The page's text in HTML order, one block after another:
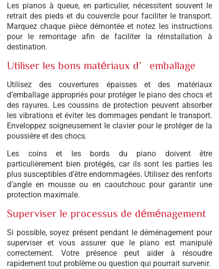
Les pianos à queue, en particulier, nécessitent souvent le
retrait des pieds et du couvercle pour faciliter le transport.
Marquez chaque pièce démontée et notez les instructions
pour le remontage afin de faciliter la réinstallation à
destination.
Utiliser les bons matériaux d’emballage
Utilisez des couvertures épaisses et des matériaux
d’emballage appropriés pour protéger le piano des chocs et
des rayures. Les coussins de protection peuvent absorber
les vibrations et éviter les dommages pendant le transport.
Enveloppez soigneusement le clavier pour le protéger de la
poussière et des chocs.
Les coins et les bords du piano doivent être
particulièrement bien protégés, car ils sont les parties les
plus susceptibles d’être endommagées. Utilisez des renforts
d’angle en mousse ou en caoutchouc pour garantir une
protection maximale.
Superviser le processus de déménagement
Si possible, soyez présent pendant le déménagement pour
superviser et vous assurer que le piano est manipulé
correctement. Votre présence peut aider à résoudre
rapidement tout problème ou question qui pourrait survenir.